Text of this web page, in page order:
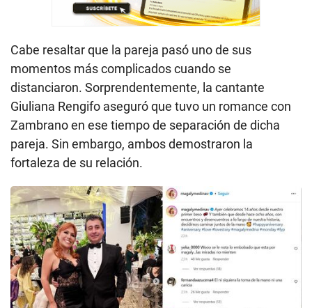
Cabe resaltar que la pareja pasó uno de sus
momentos más complicados cuando se
distanciaron. Sorprendentemente, la cantante
Giuliana Rengifo aseguró que tuvo un romance con
Zambrano en ese tiempo de separación de dicha
pareja. Sin embargo, ambos demostraron la
fortaleza de su relación.